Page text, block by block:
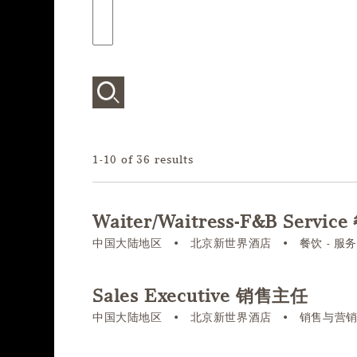
1-10 of 36 results
Waiter/Waitress-F&B Service
中国大陆地区 • 北京新世界酒店 • 餐饮 - 服务
Sales Executive 销售主任
中国大陆地区 • 北京新世界酒店 • 销售与营销